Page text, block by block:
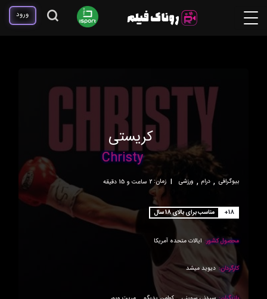
ورود
کریستی
Christy
بیوگرافی , درام , ورزشی | زمان: 2ساعت و 15 دقیقه
+18 مناسب برای بالای 18 سال
محصول کشور: ایالات متحده آمریکا
کارگردان: دیوید میشد